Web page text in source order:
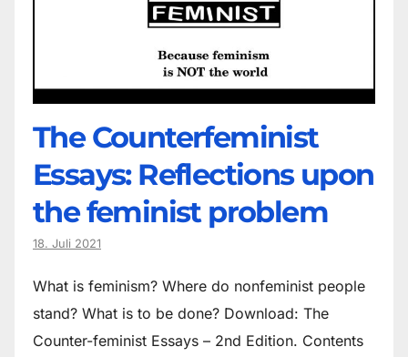
The Counter­feminist
Essays: Reflections upon
the feminist problem
18. Juli 2021
What is feminism? Where do non­feminist people
stand? What is to be done? Download: The
Counter-feminist Essays – 2nd Edition. Contents